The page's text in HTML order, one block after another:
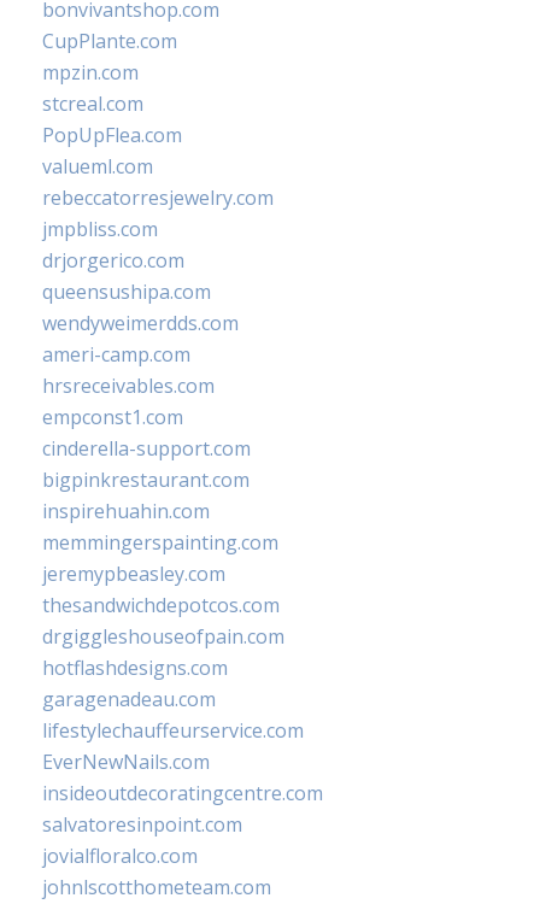
bonvivantshop.com
CupPlante.com
mpzin.com
stcreal.com
PopUpFlea.com
valueml.com
rebeccatorresjewelry.com
jmpbliss.com
drjorgerico.com
queensushipa.com
wendyweimerdds.com
ameri-camp.com
hrsreceivables.com
empconst1.com
cinderella-support.com
bigpinkrestaurant.com
inspirehuahin.com
memmingerspainting.com
jeremypbeasley.com
thesandwichdepotcos.com
drgiggleshouseofpain.com
hotflashdesigns.com
garagenadeau.com
lifestylechauffeurservice.com
EverNewNails.com
insideoutdecoratingcentre.com
salvatoresinpoint.com
jovialfloralco.com
johnlscotthometeam.com